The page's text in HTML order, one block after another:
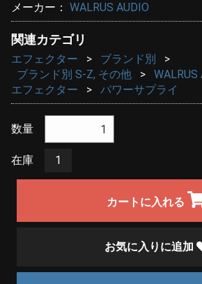
メーカー： WALRUS AUDIO
関連カテゴリ
エフェクター
ブランド別
ブランド別 S-Z, その他
WALRUS
エフェクター
パワーサプライ
数量
在庫 1
カートに入れる
お気に入りに追加